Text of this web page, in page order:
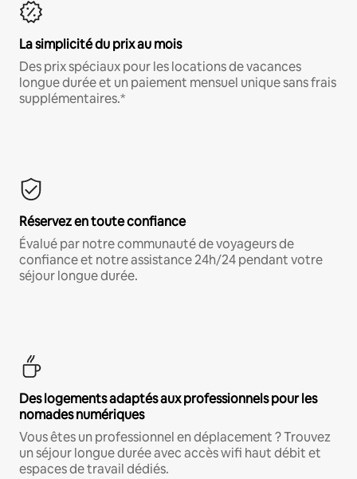
La simplicité du prix au mois
Des prix spéciaux pour les locations de vacances
longue durée et un paiement mensuel unique sans frais
supplémentaires.*
Réservez en toute confiance
Évalué par notre communauté de voyageurs de
confiance et notre assistance 24h/24 pendant votre
séjour longue durée.
Des logements adaptés aux professionnels pour les
nomades numériques
Vous êtes un professionnel en déplacement ? Trouvez
un séjour longue durée avec accès wifi haut débit et
espaces de travail dédiés.